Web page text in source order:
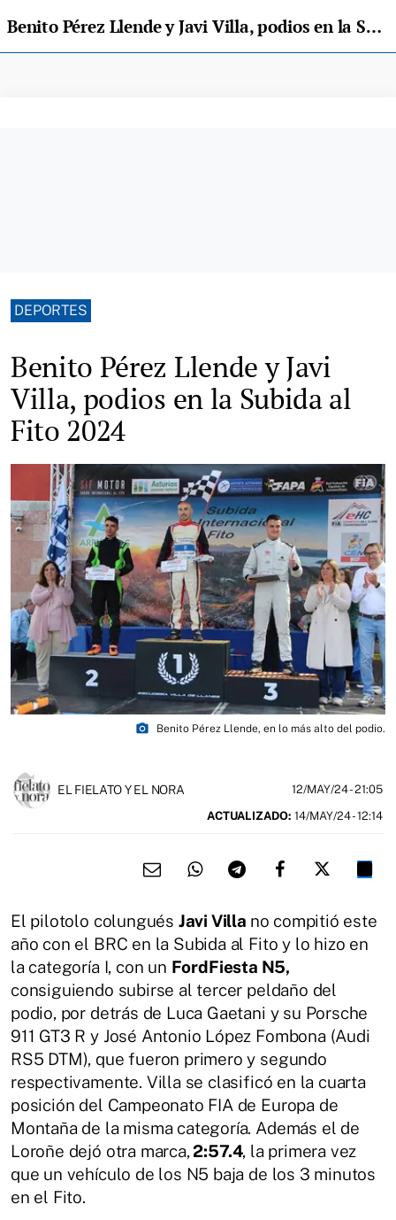
Benito Pérez Llende y Javi Villa, podios en la Subida al Fito 2024
DEPORTES
Benito Pérez Llende y Javi
Villa, podios en la Subida al
Fito 2024
photo_camera Benito Pérez Llende, en lo más alto del podio.
EL FIELATO Y EL NORA 12/MAY/24- 21:05
ACTUALIZADO: 14/MAY/24 - 12:14
El pilotolo colungués Javi Villa no compitió este
año con el BRC en la Subida al Fito y lo hizo en
la categoría I, con un FordFiesta N5,
consiguiendo subirse al tercer peldaño del
podio, por detrás de Luca Gaetani y su Porsche
911 GT3 R y José Antonio López Fombona (Audi
RS5 DTM), que fueron primero y segundo
respectivamente. Villa se clasificó en la cuarta
posición del Campeonato FIA de Europa de
Montaña de la misma categoría. Además el de
Loroñe dejó otra marca,2:57.4, la primera vez
que un vehículo de los N5 baja de los 3 minutos
en el Fito.